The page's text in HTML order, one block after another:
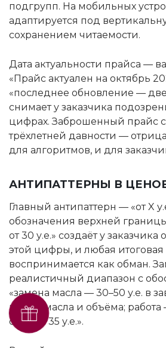
подгрупп. На мобильных
адаптируется под
сохранением читаемости.
Дата актуальности прайса —
«Прайс актуален на октябрь
«последнее обновление —
снимает у заказчика
цифрах. Заброшенный прайс
трёхлетней давности —
для алгоритмов, и для
АНТИПАТТЕРНЫ В
Главный антипаттерн — «от X
обозначения верхней
от 30 у.е.» создаёт у
этой цифры, и любая
воспринимается как обман.
реалистичный диапазон с
«замена масла — 30–50 у.е. в
марки масла и объёма; работа
от 15 до 35 у.е.».
Получить SEO-аудит
бесплатно